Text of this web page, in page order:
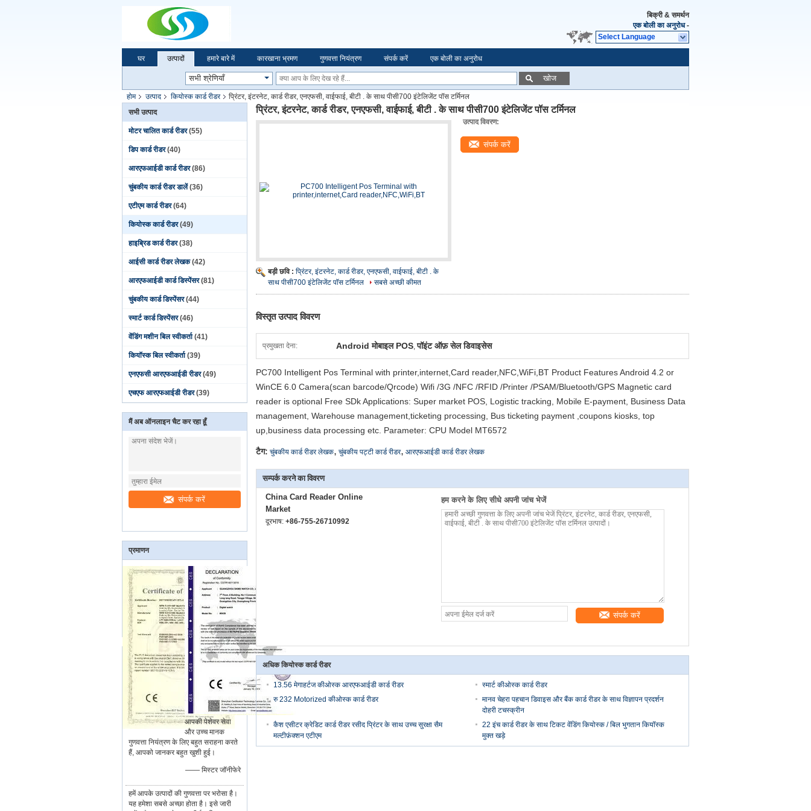
बिक्री & समर्थन
एक बोली का अनुरोध-
Select Language
घर उत्पादों हमारे बारे में कारखाना भ्रमण गुणवत्ता नियंत्रण संपर्क करें एक बोली का अनुरोध
खोज
होम उत्पाद कियोस्क कार्ड रीडर
प्रिंटर, इंटरनेट, कार्ड रीडर, एनएफसी, वाईफाई, बीटी . के साथ पीसी700 इंटेलिजेंट पॉस टर्मिनल
सभी उत्पाद
मोटर चालित कार्ड रीडर (55)
डिप कार्ड रीडर (40)
आरएफआईडी कार्ड रीडर (86)
चुंबकीय कार्ड रीडर डालें (36)
एटीएम कार्ड रीडर (64)
कियोस्क कार्ड रीडर (49)
हाइब्रिड कार्ड रीडर (38)
आईसी कार्ड रीडर लेखक (42)
आरएफआईडी कार्ड डिस्पेंसर (81)
चुंबकीय कार्ड डिस्पेंसर (44)
स्मार्ट कार्ड डिस्पेंसर (46)
वेंडिंग मशीन बिल स्वीकर्ता (41)
कियॉस्क बिल स्वीकर्ता (39)
एनएफसी आरएफआईडी रीडर (49)
एचएफ आरएफआईडी रीडर (39)
मैं अब ऑनलाइन चैट कर रहा हूँ
संपर्क करें
प्रमाणन
आपकी पेशेवर सेवा
और उच्च मानक
गुणवत्ता नियंत्रण के लिए बहुत सराहना करते
हैं, आपको जानकर बहुत खुशी हुई।
—— मिस्टर जॉनीफेरे
हमें आपके उत्पादों की गुणवत्ता पर भरोसा है।
यह हमेशा सबसे अच्छा होता है। इसे जारी
प्रिंटर, इंटरनेट, कार्ड रीडर, एनएफसी, वाईफाई, बीटी . के साथ पीसी700 इंटेलिजेंट पॉस टर्मिनल
बड़ी छवि : प्रिंटर, इंटरनेट, कार्ड रीडर, एनएफसी, वाईफाई, बीटी . के
साथ पीसी700 इंटेलिजेंट पॉस टर्मिनल
सबसे अच्छी कीमत
उत्पाद विवरण:
संपर्क करें
विस्तृत उत्पाद विवरण
प्रमुखता देना: Android मोबाइल POS,पॉइंट ऑफ़ सेल डिवाइसेस
PC700 Intelligent Pos Terminal with printer,internet,Card reader,NFC,WiFi,BT Product Features Android 4.2 or
WinCE 6.0 Camera(scan barcode/Qrcode) Wifi /3G /NFC /RFID /Printer /PSAM/Bluetooth/GPS Magnetic card
reader is optional Free SDk Applications: Super market POS, Logistic tracking, Mobile E-payment, Business Data
management, Warehouse management,ticketing processing, Bus ticketing payment ,coupons kiosks, top
up,business data processing etc. Parameter: CPU Model MT6572
टैग: चुंबकीय कार्ड रीडर लेखक, चुंबकीय पट्टी कार्ड रीडर, आरएफआईडी कार्ड रीडर लेखक
सम्पर्क करने का विवरण
China Card Reader Online
Market
दूरभाष: +86-755-26710992
हम करने के लिए सीधे अपनी जांच भेजें
संपर्क करें
अधिक कियोस्क कार्ड रीडर
13.56 मेगाहर्टज कीओस्क आरएफआईडी कार्ड रीडर
स्मार्ट कीओस्क कार्ड रीडर
रु 232 Motorized कीओस्क कार्ड रीडर
मानव चेहरा पहचान डिवाइस और बैंक कार्ड रीडर के साथ विज्ञापन प्रदर्शन
दोहरी टचस्क्रीन
कैश एसीटर क्रेडिट कार्ड रीडर रसीद प्रिंटर के साथ उच्च सुरक्षा सैम
मल्टीफ़ंक्शन एटीएम
22 इंच कार्ड रीडर के साथ टिकट वेंडिंग कियोस्क / बिल भुगतान कियॉस्क
मुक्त खड़े